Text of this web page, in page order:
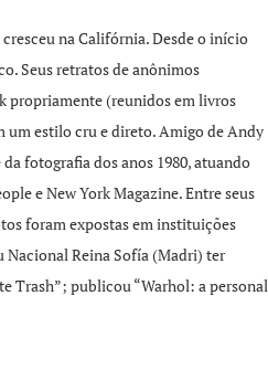
na Califórnia. Desde o início
Seus retratos de anônimos
propriamente (reunidos em livros
um estilo cru e direto. Amigo de Andy
fotografia dos anos 1980, atuando
e New York Magazine. Entre seus
foram expostas em instituições
Nacional Reina Sofía (Madri) ter
Trash”; publicou “Warhol: a personal